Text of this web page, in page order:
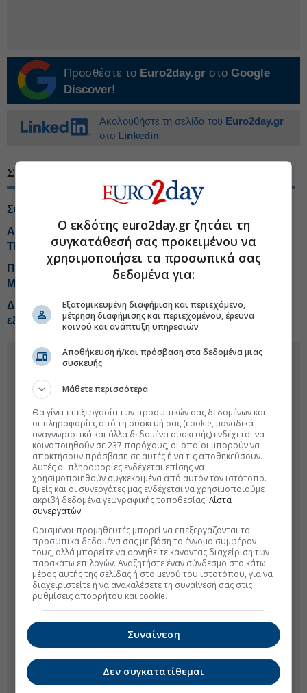
Προσθέστε το Euro2day.gr στο Google
Discover!
Ακολουθήστε τη σελίδα του Euro2day.gr
στο Linkedin
ΣΧΕΤΙΚΑ ΘΕΜΑΤΑ
Συνεδρίαση profit taking στο Χρηματιστήριο
Aktor: Deal με Motor Oil για το 75% των Ηλέκτωρ και
Thalis
Πηγές Μαξίμου: Νέα ώθηση στο GSI με την είσοδο της
Meridiam
ΔΕΗ: Προσαρμοσμένα EBITDA 1,2 δισ. ευρώ στο
εξάμηνο
Ο εκδότης euro2day.gr ζητάει τη
συγκατάθεσή σας προκειμένου να
χρησιμοποιήσει τα προσωπικά σας
δεδομένα για:
Εξατομικευμένη διαφήμιση και περιεχόμενο,
μέτρηση διαφήμισης και περιεχομένου, έρευνα
κοινού και ανάπτυξη υπηρεσιών
Αποθήκευση ή/και πρόσβαση στα δεδομένα μιας
συσκευής
Μάθετε περισσότερα
Θα γίνει επεξεργασία των προσωπικών σας δεδομένων και
οι πληροφορίες από τη συσκευή σας (cookie, μοναδικά
αναγνωριστικά και άλλα δεδομένα συσκευής) ενδέχεται να
κοινοποιηθούν σε 237 παρόχους, οι οποίοι μπορούν να
αποκτήσουν πρόσβαση σε αυτές ή να τις αποθηκεύσουν.
Αυτές οι πληροφορίες ενδέχεται επίσης να
χρησιμοποιηθούν συγκεκριμένα από αυτόν τον ιστότοπο.
Εμείς και οι συνεργάτες μας ενδέχεται να χρησιμοποιούμε
ακριβή δεδομένα γεωγραφικής τοποθεσίας.Λίστα
συνεργατών.
Ορισμένοι προμηθευτές μπορεί να επεξεργάζονται τα
προσωπικά δεδομένα σας με βάση το έννομο συμφέρον
τους, αλλά μπορείτε να αρνηθείτε κάνοντας διαχείριση των
παρακάτω επιλογών. Αναζητήστε έναν σύνδεσμο στο κάτω
μέρος αυτής της σελίδας ή στο μενού του ιστοτόπου, για να
διαχειριστείτε ή να ανακαλέσετε τη συναίνεσή σας στις
ρυθμίσεις απορρήτου και cookie.
Συναίνεση
Δεν συγκατατίθεμαι